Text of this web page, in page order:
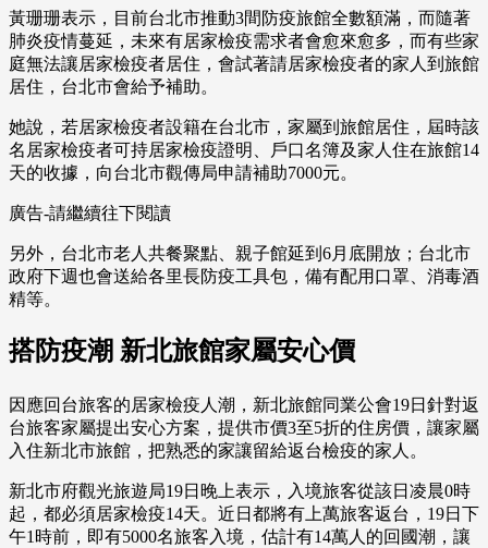
黃珊珊表示，目前台北市推動3間防疫旅館全數額滿，而隨著
肺炎疫情蔓延，未來有居家檢疫需求者會愈來愈多，而有些家
庭無法讓居家檢疫者居住，會試著請居家檢疫者的家人到旅館
居住，台北市會給予補助。
她說，若居家檢疫者設籍在台北市，家屬到旅館居住，屆時該
名居家檢疫者可持居家檢疫證明、戶口名簿及家人住在旅館14
天的收據，向台北市觀傳局申請補助7000元。
廣告-請繼續往下閱讀
另外，台北市老人共餐聚點、親子館延到6月底開放；台北市
政府下週也會送給各里長防疫工具包，備有配用口罩、消毒酒
精等。
搭防疫潮 新北旅館家屬安心價
因應回台旅客的居家檢疫人潮，新北旅館同業公會19日針對返
台旅客家屬提出安心方案，提供市價3至5折的住房價，讓家屬
入住新北市旅館，把熟悉的家讓留給返台檢疫的家人。
新北市府觀光旅遊局19日晚上表示，入境旅客從該日凌晨0時
起，都必須居家檢疫14天。近日都將有上萬旅客返台，19日下
午1時前，即有5000名旅客入境，估計有14萬人的回國潮，讓